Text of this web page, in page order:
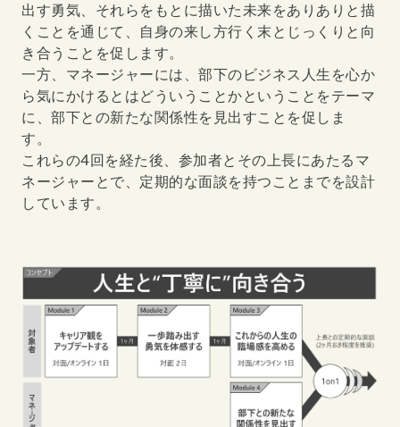
出す勇気、それらをもとに描いた未来をありありと描
くことを通じて、自身の来し方行く末とじっくりと向
き合うことを促します。
一方、マネージャーには、部下のビジネス人生を心か
ら気にかけるとはどういうことかということをテーマ
に、部下との新たな関係性を見出すことを促しま
す。
これらの4回を経た後、参加者とその上長にあたるマ
ネージャーとで、定期的な面談を持つことまでを設計
しています。